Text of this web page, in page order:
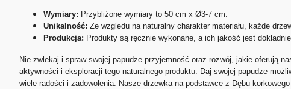
Wymiary: Przybliżone wymiary to 50 cm x Ø3-7 cm.
Unikalność: Ze względu na naturalny charakter materiału, każde
Produkcja: Produkty są ręcznie wykonane, a ich jakość jest
Nie zwlekaj i spraw swojej papudze przyjemność oraz rozwój, jakie oferują
aktywności i eksploracji tego naturalnego produktu. Daj swojej papudze
wiele radości i zadowolenia. Nasze drzewka na podstawce z Dębu